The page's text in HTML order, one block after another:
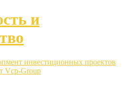
и
инвестиционных проектов
Vcp-Group